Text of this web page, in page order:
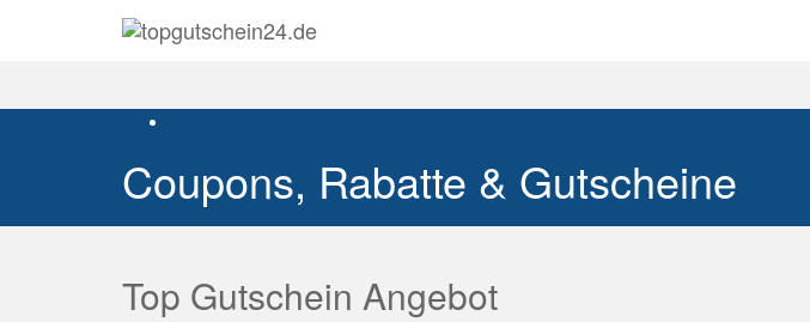
Coupons, Rabatte & Gutscheine
Top Gutschein Angebot